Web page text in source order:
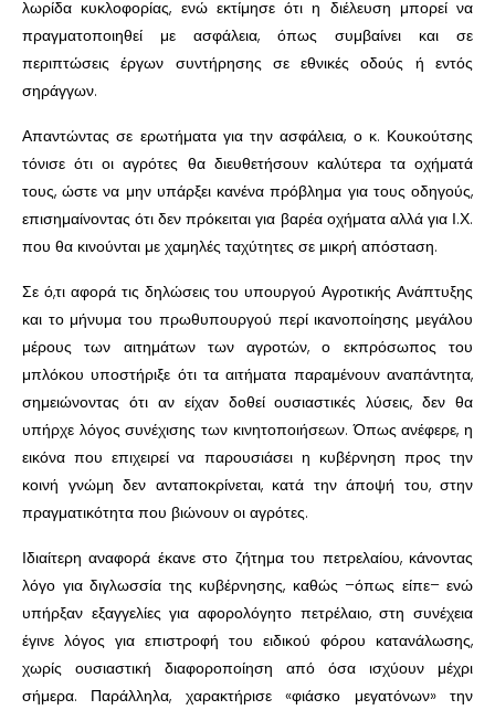
λωρίδα κυκλοφορίας, ενώ εκτίμησε ότι η διέλευση μπορεί να
πραγματοποιηθεί με ασφάλεια, όπως συμβαίνει και σε
περιπτώσεις έργων συντήρησης σε εθνικές οδούς ή εντός
σηράγγων.
Απαντώντας σε ερωτήματα για την ασφάλεια, ο κ. Κουκούτσης
τόνισε ότι οι αγρότες θα διευθετήσουν καλύτερα τα οχήματά
τους, ώστε να μην υπάρξει κανένα πρόβλημα για τους οδηγούς,
επισημαίνοντας ότι δεν πρόκειται για βαρέα οχήματα αλλά για Ι.Χ.
που θα κινούνται με χαμηλές ταχύτητες σε μικρή απόσταση.
Σε ό,τι αφορά τις δηλώσεις του υπουργού Αγροτικής Ανάπτυξης
και το μήνυμα του πρωθυπουργού περί ικανοποίησης μεγάλου
μέρους των αιτημάτων των αγροτών, ο εκπρόσωπος του
μπλόκου υποστήριξε ότι τα αιτήματα παραμένουν αναπάντητα,
σημειώνοντας ότι αν είχαν δοθεί ουσιαστικές λύσεις, δεν θα
υπήρχε λόγος συνέχισης των κινητοποιήσεων. Όπως ανέφερε, η
εικόνα που επιχειρεί να παρουσιάσει η κυβέρνηση προς την
κοινή γνώμη δεν ανταποκρίνεται, κατά την άποψή του, στην
πραγματικότητα που βιώνουν οι αγρότες.
Ιδιαίτερη αναφορά έκανε στο ζήτημα του πετρελαίου, κάνοντας
λόγο για διγλωσσία της κυβέρνησης, καθώς –όπως είπε– ενώ
υπήρξαν εξαγγελίες για αφορολόγητο πετρέλαιο, στη συνέχεια
έγινε λόγος για επιστροφή του ειδικού φόρου κατανάλωσης,
χωρίς ουσιαστική διαφοροποίηση από όσα ισχύουν μέχρι
σήμερα. Παράλληλα, χαρακτήρισε «φιάσκο μεγατόνων» την